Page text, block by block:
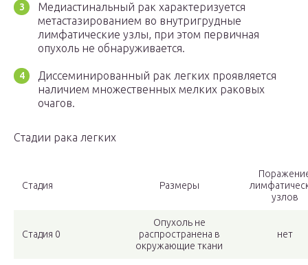
Медиастинальный рак характеризуется
метастазированием во внутригрудные
лимфатические узлы, при этом первичная
опухоль не обнаруживается.
Диссеминированный рак легких проявляется
наличием множественных мелких раковых
очагов.
Стадии рака легких
Стадия Размеры
узлов
Стадия 0
Опухоль не
распространена в
окружающие ткани
нет